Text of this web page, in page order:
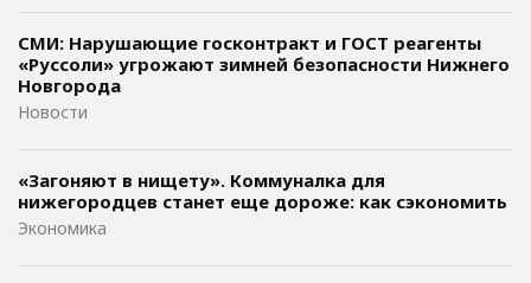
СМИ: Нарушающие госконтракт и ГОСТ реагенты
«Руссоли» угрожают зимней безопасности Нижнего
Новгорода
Новости
«Загоняют в нищету». Коммуналка для
нижегородцев станет еще дороже: как сэкономить
Экономика